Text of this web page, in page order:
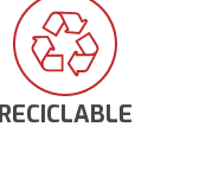
RECICLABLE